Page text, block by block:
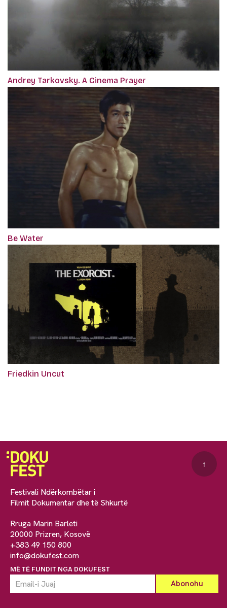
Andrey Tarkovsky. A Cinema Prayer
Be Water
Friedkin Uncut
Festivali Ndërkombëtar i
Filmit Dokumentar dhe të Shkurtë
Rruga Marin Barleti
20000 Prizren, Kosovë
+383 49 150 800
info@dokufest.com
MË TË FUNDIT NGA DOKUFEST
↑